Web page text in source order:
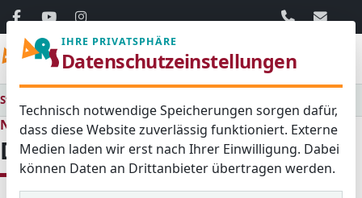
06103 / 30
Startseite
Neues aus dem Schulleben
Der ADFC Langen/Egelsbach
IHRE PRIVATSPHÄRE
Datenschutzeinstellungen
Technisch notwendige Speicherungen sorgen dafür,
dass diese Website zuverlässig funktioniert. Externe
Medien laden wir erst nach Ihrer Einwilligung. Dabei
können Daten an Drittanbieter übertragen werden.